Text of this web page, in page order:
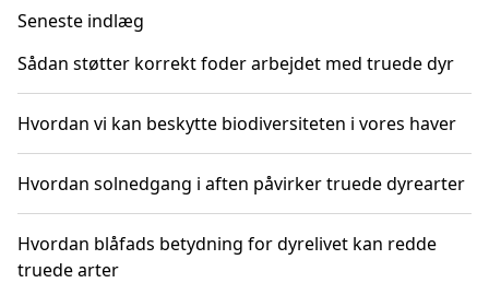
Seneste indlæg
Sådan støtter korrekt foder arbejdet med truede dyr
Hvordan vi kan beskytte biodiversiteten i vores haver
Hvordan solnedgang i aften påvirker truede dyrearter
Hvordan blåfads betydning for dyrelivet kan redde
truede arter